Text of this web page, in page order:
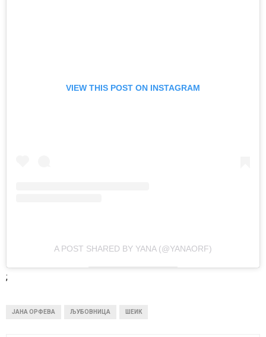
VIEW THIS POST ON INSTAGRAM
A POST SHARED BY YANA (@YANAORF)
;
ЈАНА ОРФЕВА ЉУБОВНИЦА ШЕИК